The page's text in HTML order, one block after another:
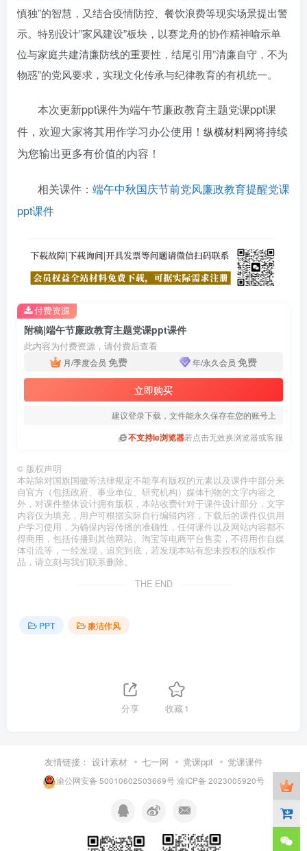
慎独”的智慧，又结合疫情防控、餐饮浪费等现实场景提出警
示。特别设计”家风建设”板块，以赛龙舟的协作精神喻示单
位与家庭共建清廉防线的重要性，结尾引用”清廉自守，不为
物惑”的党风要求，实现文化传承与纪律教育的有机统一。
本次更新ppt课件为端午节廉政教育主题党课ppt课
件 ，欢迎大家将其用作学习办公使用！ 纵横材料网将持续
为您输出更多有价值的内容！
相关课件： 端午中秋国庆节前党风廉政教育提醒党课
ppt课件
附稿|端午节廉政教育主题党课ppt课件
此内容为付费资源，请付费后查看
月/季度会员 免费 年/永久会员 免费
立即购买
建议登录下载，文件能永久保存在您的账号上
不支持ie浏览器若点击无效换浏览器或客服
付费资源
© 版权声明
本站除对国旗国徽等法律规定不能享有版权的元素以及课件中部分来
自官方（包括政府、事业单位、研究机构）媒体刊物的文字内容之
外，对课件整体设计拥有版权，本站收费针对于课件设计部分，文字
内容仅为填充，用户可根据实际自行编辑内容，下载后的课件仅供用
户学习使用，为确保内容传播的准确性，任何课件以及网站内容都不
得商用，包括传播到其他网站、淘宝等电商平台售卖，不得用作自媒
体引流等，一经发现，追究到底，若发现本站有您未授权的版权作
品，请立刻与我们联系删除。
THE END
PPT 廉洁作风
分享 收藏1
友情链接： 设计素材 七一网 党课ppt 党课课件
渝公网安备 50010602503669号渝ICP备 2023005920号